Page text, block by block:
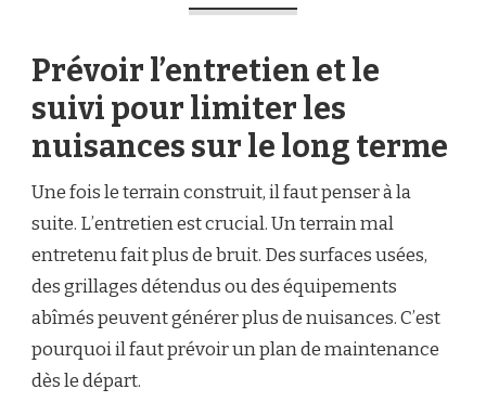
Prévoir l’entretien et le
suivi pour limiter les
nuisances sur le long terme
Une fois le terrain construit, il faut penser à la
suite. L’entretien est crucial. Un terrain mal
entretenu fait plus de bruit. Des surfaces usées,
des grillages détendus ou des équipements
abîmés peuvent générer plus de nuisances. C’est
pourquoi il faut prévoir un plan de maintenance
dès le départ.